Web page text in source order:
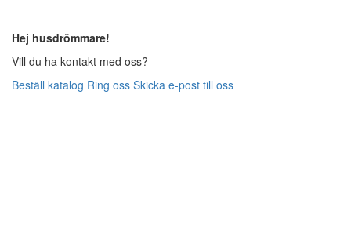
Hej husdrömmare!
Vill du ha kontakt med oss?
Beställ katalog Ring oss Skicka e-post till oss